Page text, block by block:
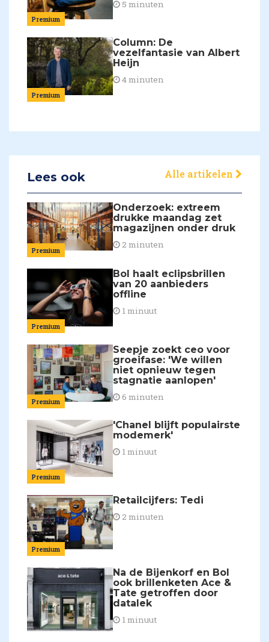
Premium
5 minuten
Premium
Column: De
vezelfantasie van Albert
Heijn
4 minuten
Lees ook Alle artikelen
Premium
Onderzoek: extreem
drukke maandag zet
magazijnen onder druk
2 minuten
Premium
Bol haalt eclipsbrillen
van 20 aanbieders
offline
1 minuut
Premium
Seepje zoekt ceo voor
groeifase: 'We willen
niet opnieuw tegen
stagnatie aanlopen'
6 minuten
Premium
'Chanel blijft populairste
modemerk'
1 minuut
Premium
Retailcijfers: Tedi
2 minuten
Na de Bijenkorf en Bol
ook brillenketen Ace &
Tate getroffen door
datalek
1 minuut